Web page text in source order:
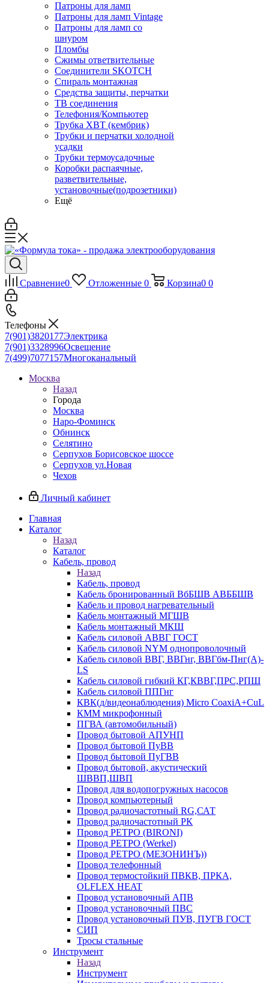
Патроны для ламп
Патроны для ламп Vintage
Патроны для ламп со
шнуром
Пломбы
Сжимы ответвительные
Соединители SKOTCH
Спираль монтажная
Средства защиты, перчатки
ТВ соединения
Телефония/Компьютер
Трубка ХВТ (кембрик)
Трубки и перчатки холодной
усадки
Трубки термоусадочные
Коробки распаячные,
разветвительные,
установочные(подрозетники)
Ещё
Сравнение0 Отложенные 0 Корзина0 0
Телефоны
7(901)3820177Электрика
7(901)3328996Освещение
7(499)7077157Многоканальный
Москва
Назад
Города
Москва
Наро-Фоминск
Обнинск
Селятино
Серпухов Борисовское шоссе
Серпухов ул.Новая
Чехов
Личный кабинет
Главная
Каталог
Назад
Каталог
Кабель, провод
Назад
Кабель, провод
Кабель бронированный ВбБШВ АВББШВ
Кабель и провод нагревательный
Кабель монтажный МГШВ
Кабель монтажный МКШ
Кабель силовой АВВГ ГОСТ
Кабель силовой NYM однопроволочный
Кабель силовой ВВГ, ВВГнг, ВВГбм-Пнг(А)-
LS
Кабель силовой гибкий КГ,КВВГ,ПРС,РПШ
Кабель силовой ППГнг
КВК(д/видеонаблюдения) Micro CoaxiA+CuL
КММ микрофонный
ПГВА (автомобильный)
Провод бытовой АПУНП
Провод бытовой ПуВВ
Провод бытовой ПуГВВ
Провод бытовой, акустический
ШВВП,ШВП
Провод для водопогружных насосов
Провод компьютерный
Провод радиочастотный RG,САТ
Провод радиочастотный РК
Провод РЕТРО (BIRONI)
Провод РЕТРО (Werkel)
Провод РЕТРО (МЕЗОНИНЪ))
Провод телефонный
Провод термостойкий ПВКВ, ПРКА,
OLFLEX HEAT
Провод установочный АПВ
Провод установочный ПВС
Провод установочный ПУВ, ПУГВ ГОСТ
СИП
Тросы стальные
Инструмент
Назад
Инструмент